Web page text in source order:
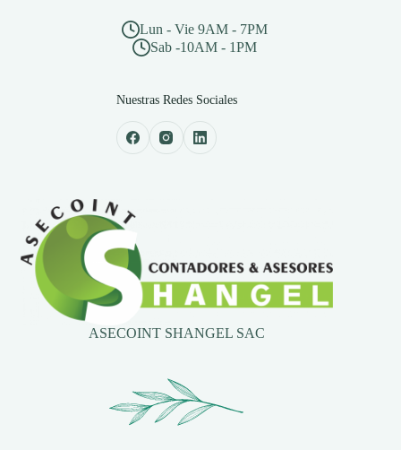
Lun - Vie 9AM - 7PM
Sab -10AM - 1PM
Nuestras Redes Sociales
ASECOINT SHANGEL SAC